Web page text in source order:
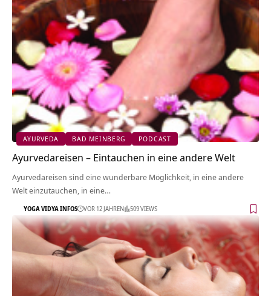
AYURVEDA BAD MEINBERG PODCAST
Ayurvedareisen – Eintauchen in eine andere Welt
Ayurvedareisen sind eine wunderbare Möglichkeit, in eine andere
Welt einzutauchen, in eine…
YOGA VIDYA INFOS VOR 12 JAHREN 509 VIEWS